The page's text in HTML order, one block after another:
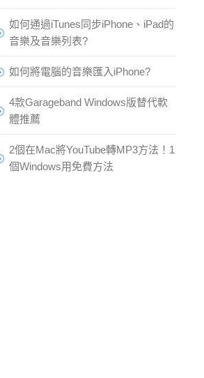
如何通過iTunes同步iPhone、iPad的
音樂及音樂列表?
如何將電腦的音樂匯入iPhone?
4款Garageband Windows版替代軟
體推薦
2個在Mac將YouTube轉MP3方法！1
個Windows用免費方法